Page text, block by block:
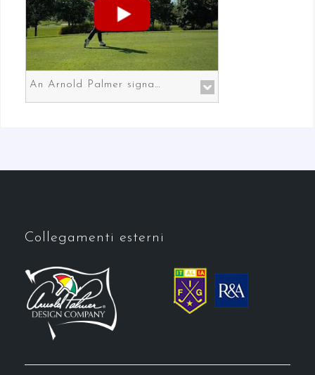
An Arnold Palmer signature course in Prato the gateway to Florence
Collegamenti esterni